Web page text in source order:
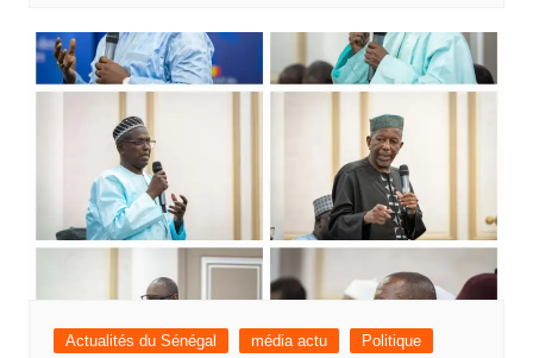
Actualités du Sénégal média actu Politique